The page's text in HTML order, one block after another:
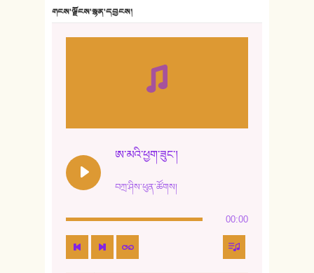
གངས་ལྗོངས་སྙན་དབྱངས།
ཨ་མའི་ཕྱག་ཟུང་།
བཀྲ་ཤིས་ཕུན་ཚོགས།
00:00